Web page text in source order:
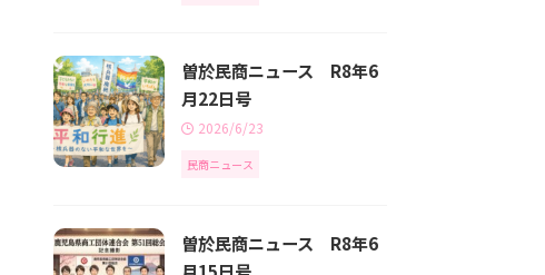
曽於民商ニュース R8年6
月22日号
2026/6/23
民商ニュース
曽於民商ニュース R8年6